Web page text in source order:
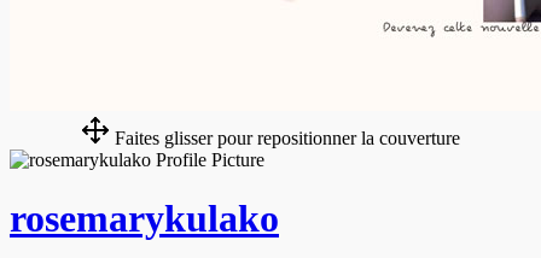
Faites glisser pour repositionner la couverture
rosemarykulako